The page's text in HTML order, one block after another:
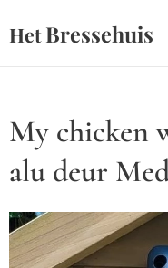
HetBressehuis
My chicken
alu deur